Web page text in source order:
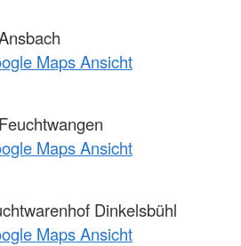
Maps Ansicht
Maps Ansicht
Dinkelsbühl
Maps Ansicht